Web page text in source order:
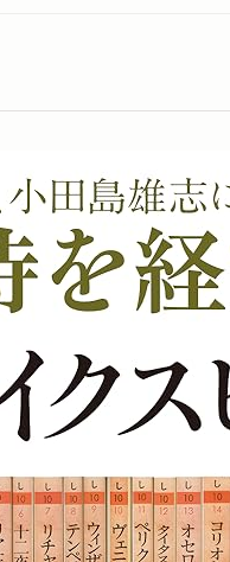
訳者インタビューが掲
演劇評論家、松岡和子さ
」で紹介されました。
ました。「小川洋子さ
で阿川佐和子さんと訳